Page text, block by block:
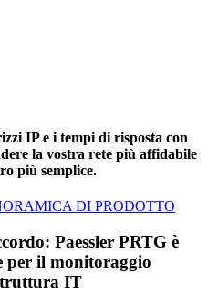
IP e i tempi di risposta con
la vostra rete più affidabile
più semplice.
DI PRODOTTO
Paessler PRTG è
per il monitoraggio
IT